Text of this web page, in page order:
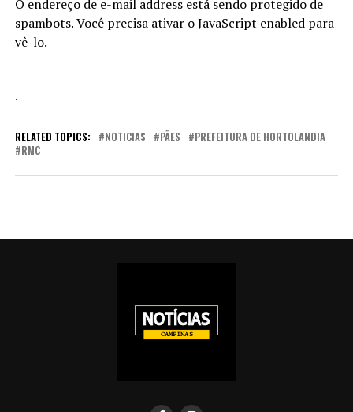
O endereço de e-mail address está sendo protegido de
spambots. Você precisa ativar o JavaScript enabled para
vê-lo.
.
RELATED TOPICS: NOTICIAS PÃES
PREFEITURA DE HORTOLANDIA
RMC